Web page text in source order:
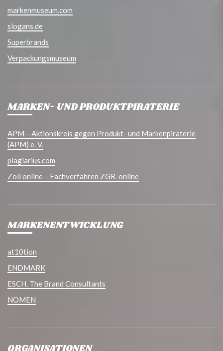
markenmuseum.com
slogans.de
Superbrands
Verpackungsmuseum
MARKEN- UND PRODUKTPIRATERIE
APM – Aktionskreis gegen Produkt- und Markenpiraterie
(APM) e. V.
plagiarius.com
Zoll online – Fachverfahren ZGR-online
MARKENENTWICKLUNG
at10tion
ENDMARK
ESCH. The Brand Consultants
NOMEN